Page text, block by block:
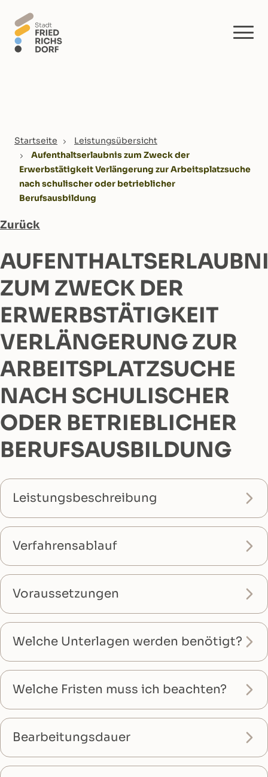
You are here:
Startseite
Leistungsübersicht
Aufenthaltserlaubnis zum Zweck der
Erwerbstätigkeit Verlängerung zur Arbeitsplatzsuche
nach schulischer oder betrieblicher
Berufsausbildung
Zurück
ZUM ZWECK DER
ERWERBSTÄTIGKEIT
VERLÄNGERUNG ZUR
ARBEITSPLATZSUCHE
NACH SCHULISCHER
ODER BETRIEBLICHER
BERUFSAUSBILDUNG
Leistungsbeschreibung
Verfahrensablauf
Voraussetzungen
Welche Unterlagen werden benötigt?
Welche Fristen muss ich beachten?
Bearbeitungsdauer